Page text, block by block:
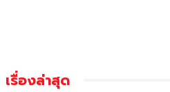
เรื่องล่าสุด